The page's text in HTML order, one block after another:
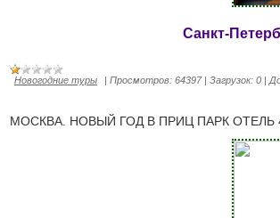
Санкт-
Новогодние туры | Просмотров: 64397| Загрузок: 0 |
МОСКВА. НОВЫЙ ГОД В ПРИЦ ПАРК ОТЕЛЬ